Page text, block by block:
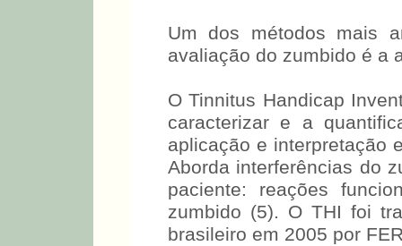
Um dos métodos mais
avaliação do zumbido é a
O Tinnitus Handicap
caracterizar e a
aplicação e interpretação
Aborda interferências do
paciente: reações
zumbido (5). O THI foi
brasileiro em 2005 por